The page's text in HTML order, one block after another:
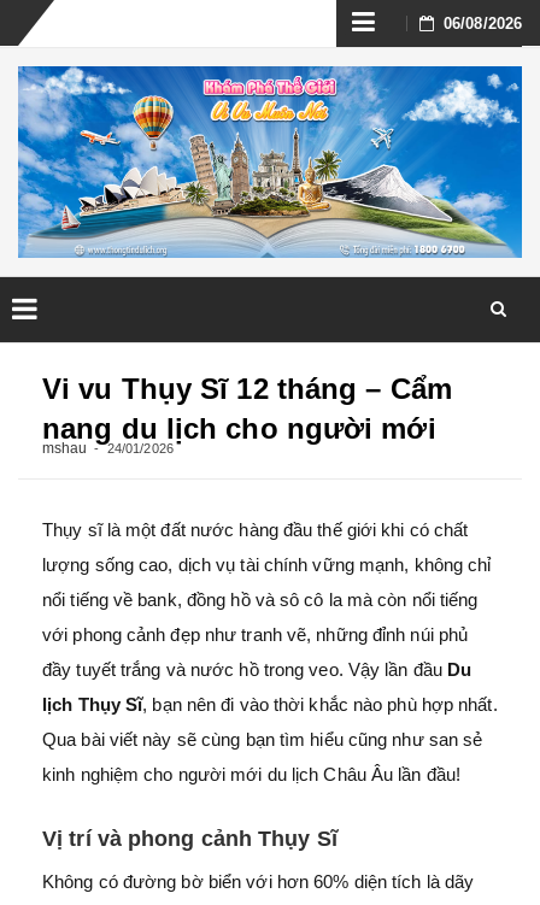
Skip
to
content
06/08/2026
Vi vu Thụy Sĩ 12 tháng – Cẩm
nang du lịch cho người mới
mshau 24/01/2026
Thụy sĩ là một đất nước hàng đầu thế giới khi có chất
lượng sống cao, dịch vụ tài chính vững mạnh, không chỉ
nổi tiếng về bank, đồng hồ và sô cô la mà còn nổi tiếng
với phong cảnh đẹp như tranh vẽ, những đỉnh núi phủ
đầy tuyết trắng và nước hồ trong veo. Vậy lần đầu Du
lịch Thụy Sĩ, bạn nên đi vào thời khắc nào phù hợp nhất.
Qua bài viết này sẽ cùng bạn tìm hiểu cũng như san sẻ
kinh nghiệm cho người mới du lịch Châu Âu lần đầu!
Vị trí và phong cảnh Thụy Sĩ
Không có đường bờ biển với hơn 60% diện tích là dãy